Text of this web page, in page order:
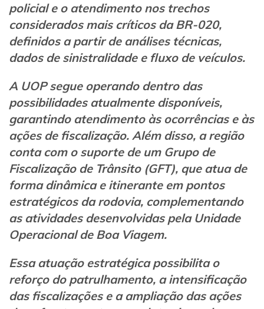
policial e o atendimento nos trechos
considerados mais críticos da BR-020,
definidos a partir de análises técnicas,
dados de sinistralidade e fluxo de veículos.
A UOP segue operando dentro das
possibilidades atualmente disponíveis,
garantindo atendimento às ocorrências e às
ações de fiscalização. Além disso, a região
conta com o suporte de um Grupo de
Fiscalização de Trânsito (GFT), que atua de
forma dinâmica e itinerante em pontos
estratégicos da rodovia, complementando
as atividades desenvolvidas pela Unidade
Operacional de Boa Viagem.
Essa atuação estratégica possibilita o
reforço do patrulhamento, a intensificação
das fiscalizações e a ampliação das ações